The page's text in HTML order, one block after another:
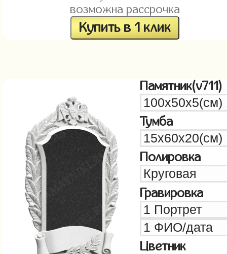
возможна рассрочка
Купить в 1 клик
Памятник(v711)
Тумба
Полировка
Гравировка
Цветник